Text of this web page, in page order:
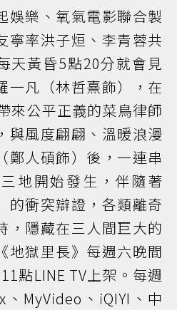
娛樂、氧氣電影聯合製
寧率洪子烜、李青蓉共
天黃昏5點20分就會見
一凡（林哲熹飾），在
來公平正義的菜鳥律師
與風度翩翩、溫暖浪漫
鄭人碩飾）後，一連串
地開始發生，伴隨著
的衝突辯證，各類離奇
，隱藏在三人間巨大的
地獄里長》每週六晚間
點LINE TV上架。每週
MyVideo、iQIYI、中